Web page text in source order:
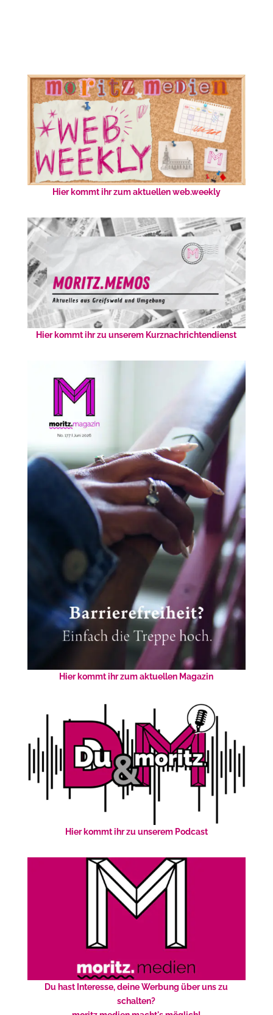
Hier kommt ihr zum aktuellen web.weekly
Hier kommt ihr zu unserem Kurznachrichtendienst
Hier kommt ihr zum aktuellen Magazin
Hier kommt ihr zu unserem Podcast
Du hast Interesse, deine Werbung über uns zu
schalten?